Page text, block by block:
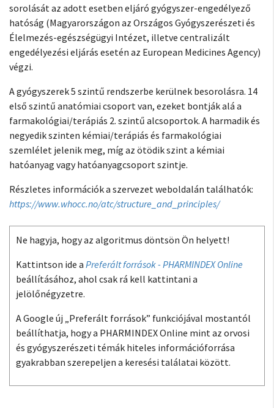
sorolását az adott esetben eljáró gyógyszer-engedélyező
hatóság (Magyarországon az Országos Gyógyszerészeti és
Élelmezés-egészségügyi Intézet, illetve centralizált
engedélyezési eljárás esetén az European Medicines Agency)
végzi.
A gyógyszerek 5 szintű rendszerbe kerülnek besorolásra. 14
első szintű anatómiai csoport van, ezeket bontják alá a
farmakológiai/terápiás 2. szintű alcsoportok. A harmadik és
negyedik szinten kémiai/terápiás és farmakológiai
szemlélet jelenik meg, míg az ötödik szint a kémiai
hatóanyag vagy hatóanyagcsoport szintje.
Részletes információk a szervezet weboldalán találhatók:
https://www.whocc.no/atc/structure_and_principles/
Ne hagyja, hogy az algoritmus döntsön Ön helyett!
Kattintson ide a Preferált források - PHARMINDEX Online
beállításához, ahol csak rá kell kattintani a
jelölőnégyzetre.
A Google új „Preferált források” funkciójával mostantól
beállíthatja, hogy a PHARMINDEX Online mint az orvosi
és gyógyszerészeti témák hiteles információforrása
gyakrabban szerepeljen a keresési találatai között.